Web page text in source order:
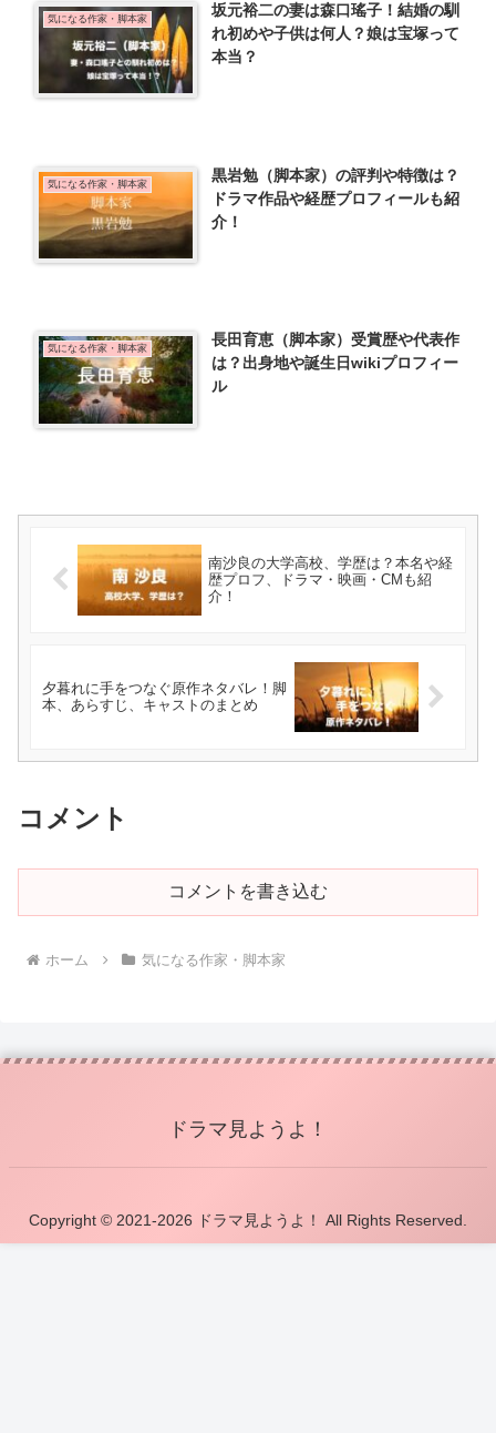
気になる作家・脚本家
坂元裕二の妻は森口瑤子！結婚の馴
れ初めや子供は何人？娘は宝塚って
本当？
気になる作家・脚本家
黒岩勉（脚本家）の評判や特徴は？
ドラマ作品や経歴プロフィールも紹
介！
気になる作家・脚本家
長田育恵（脚本家）受賞歴や代表作
は？出身地や誕生日wikiプロフィー
ル
南沙良の大学高校、学歴は？本名や経
歴プロフ、ドラマ・映画・CMも紹
介！
夕暮れに手をつなぐ原作ネタバレ！脚
本、あらすじ、キャストのまとめ
コメント
コメントを書き込む
ホーム 気になる作家・脚本家
ドラマ見ようよ！
Copyright © 2021-2026 ドラマ見ようよ！ All Rights Reserved.